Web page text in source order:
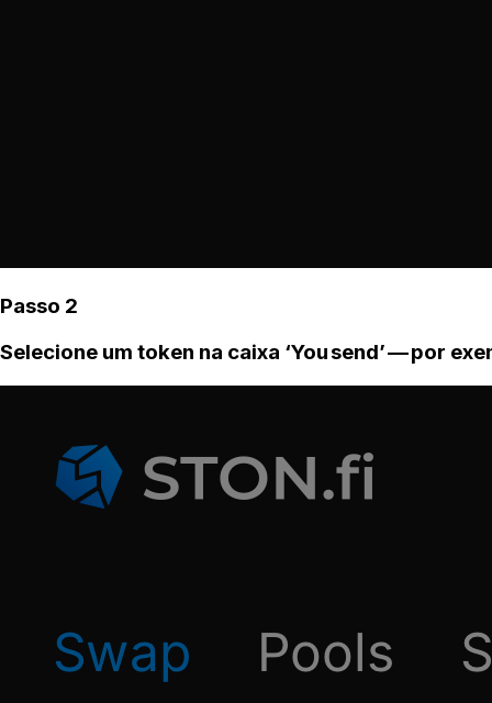
Passo 2
Selecione um token na caixa ‘You send’ — por